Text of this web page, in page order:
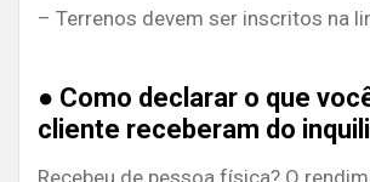
– Terrenos devem ser inscritos na
● Como declarar o que
cliente receberam do
Recebeu de pessoa física? O